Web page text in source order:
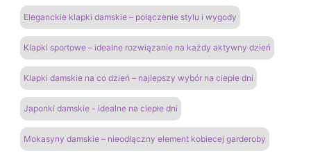
Eleganckie klapki damskie – połączenie stylu i wygody
Klapki sportowe – idealne rozwiązanie na każdy aktywny dzień
Klapki damskie na co dzień – najlepszy wybór na ciepłe dni
Japonki damskie - idealne na ciepłe dni
Mokasyny damskie – nieodłączny element kobiecej garderoby